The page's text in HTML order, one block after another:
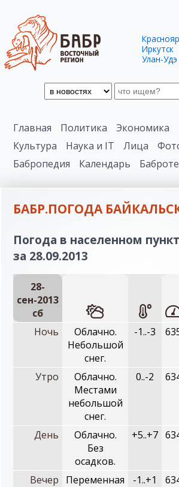
Иркутск
Улан-Удэ
Главная Политика
Экономика
Культура
Наука и IT Лица
Бабропедия
Календарь
БАБР.ПОГОДА
Погода в населенном
за 28.09.2013
28-
сен-2013
сб
Ночь
Облачно.
Небольшой
снег.
-1..-3
Утро
Облачно.
Местами
небольшой
снег.
0..-2
День
Облачно.
Без
осадков.
+5..+7
Вечер
Переменная
-1..+1